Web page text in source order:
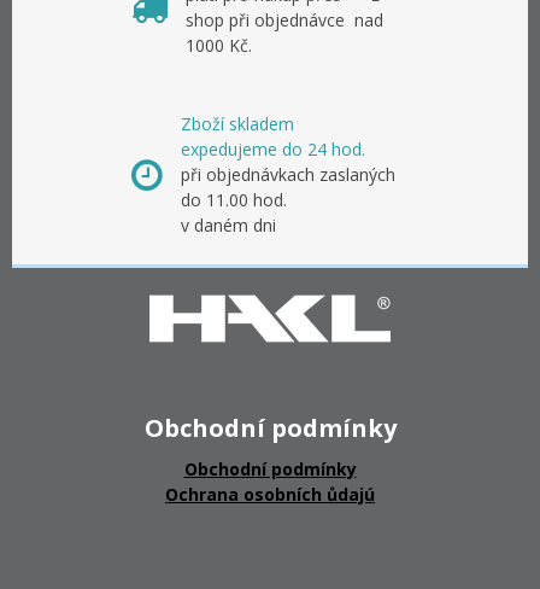
shop při objednávce nad
1000 Kč.
Zboží skladem
expedujeme do 24 hod.
při objednávkach zaslaných
do 11.00 hod.
v daném dni
Obchodní podmínky
Obchodní podmínky
Ochrana osobních ůdajú